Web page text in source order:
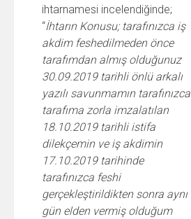
ihtarnamesi incelendiğinde;
“İhtarın Konusu; tarafınızca iş
akdim feshedilmeden önce
tarafımdan almış olduğunuz
30.09.2019 tarihli önlü arkalı
yazılı savunmamın tarafınızca
tarafıma zorla imzalatılan
18.10.2019 tarihli istifa
dilekçemin ve iş akdimin
17.10.2019 tarihinde
tarafınızca feshi
gerçekleştirildikten sonra aynı
gün elden vermiş olduğum